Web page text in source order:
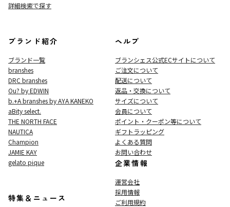
詳細検索で探す
ブランド紹介
ブランド一覧
branshes
DRC branshes
Ou? by EDWIN
b.+A branshes by AYA KANEKO
aBity select.
THE NORTH FACE
NAUTICA
Champion
JAMIE KAY
gelato pique
特集＆ニュース
ヘルプ
ブランシェス公式ECサイトについて
ご注文について
配送について
返品・交換について
サイズについて
会員について
ポイント・クーポン等について
ギフトラッピング
よくある質問
お問い合わせ
企業情報
運営会社
採用情報
ご利用規約